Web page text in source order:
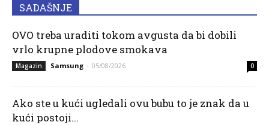
SADAŠNJE
OVO treba uraditi tokom avgusta da bi dobili
vrlo krupne plodove smokava
Magazin Samsung - 05/08/2026 0
Ako ste u kući ugledali ovu bubu to je znak da u
kući postoji...